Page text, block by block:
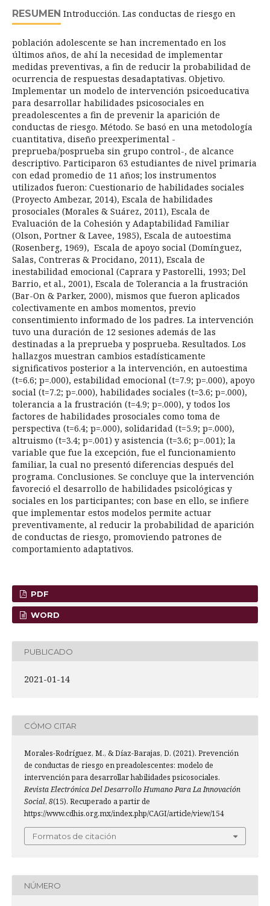
RESUMEN Introducción. Las conductas de riesgo en
población adolescente se han incrementado en los
últimos años, de ahí la necesidad de implementar
medidas preventivas, a fin de reducir la probabilidad de
ocurrencia de respuestas desadaptativas. Objetivo.
Implementar un modelo de intervención psicoeducativa
para desarrollar habilidades psicosociales en
preadolescentes a fin de prevenir la aparición de
conductas de riesgo. Método. Se basó en una metodología
cuantitativa, diseño preexperimental -
preprueba/posprueba sin grupo control-, de alcance
descriptivo. Participaron 63 estudiantes de nivel primaria
con edad promedio de 11 años; los instrumentos
utilizados fueron: Cuestionario de habilidades sociales
(Proyecto Ambezar, 2014), Escala de habilidades
prosociales (Morales & Suárez, 2011), Escala de
Evaluación de la Cohesión y Adaptabilidad Familiar
(Olson, Portner & Lavee, 1985), Escala de autoestima
(Rosenberg, 1969), Escala de apoyo social (Domínguez,
Salas, Contreras & Procidano, 2011), Escala de
inestabilidad emocional (Caprara y Pastorelli, 1993; Del
Barrio, et al., 2001), Escala de Tolerancia a la frustración
(Bar-On & Parker, 2000), mismos que fueron aplicados
colectivamente en ambos momentos, previo
consentimiento informado de los padres. La intervención
tuvo una duración de 12 sesiones además de las
destinadas a la preprueba y posprueba. Resultados. Los
hallazgos muestran cambios estadísticamente
significativos posterior a la intervención, en autoestima
(t=6.6; p=.000), estabilidad emocional (t=7.9; p=.000), apoyo
social (t=7.2; p=.000), habilidades sociales (t=3.6; p=.000),
tolerancia a la frustración (t=4.9; p=.000), y todos los
factores de habilidades prosociales como toma de
perspectiva (t=6.4; p=.000), solidaridad (t=5.9; p=.000),
altruismo (t=3.4; p=.001) y asistencia (t=3.6; p=.001); la
variable que fue la excepción, fue el funcionamiento
familiar, la cual no presentó diferencias después del
programa. Conclusiones. Se concluye que la intervención
favoreció el desarrollo de habilidades psicológicas y
sociales en los participantes; con base en ello, se infiere
que implementar estos modelos permite actuar
preventivamente, al reducir la probabilidad de aparición
de conductas de riesgo, promoviendo patrones de
comportamiento adaptativos.
PDF
WORD
PUBLICADO
2021-01-14
CÓMO CITAR
Morales-Rodríguez, M., & Díaz-Barajas, D. (2021). Prevención
de conductas de riesgo en preadolescentes: modelo de
intervención para desarrollar habilidades psicosociales.
Revista Electrónica Del Desarrollo Humano Para La Innovación
Social, 8(15). Recuperado a partir de
https://www.cdhis.org.mx/index.php/CAGI/article/view/154
Formatos de citación
NÚMERO